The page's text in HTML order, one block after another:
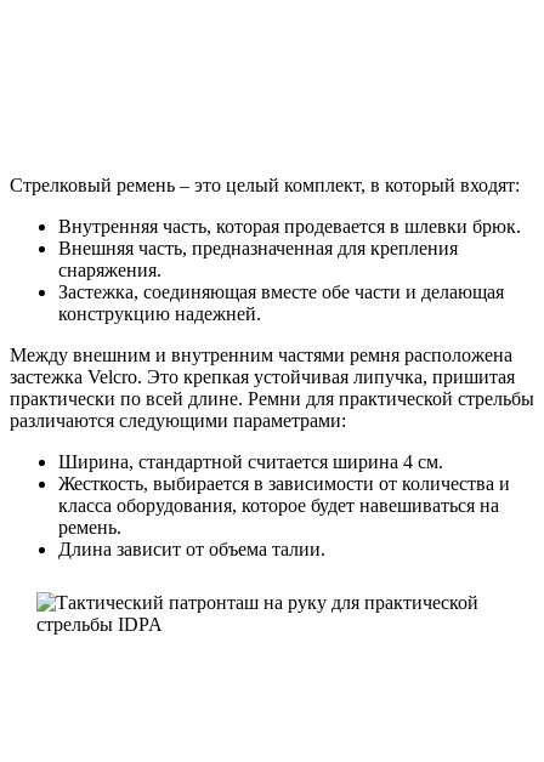
Стрелковый ремень – это целый комплект, в который входят:
Внутренняя часть, которая продевается в шлевки брюк.
Внешняя часть, предназначенная для крепления
снаряжения.
Застежка, соединяющая вместе обе части и делающая
конструкцию надежней.
Между внешним и внутренним частями ремня расположена
застежка Velcro. Это крепкая устойчивая липучка, пришитая
практически по всей длине. Ремни для практической стрельбы
различаются следующими параметрами:
Ширина, стандартной считается ширина 4 см.
Жесткость, выбирается в зависимости от количества и
класса оборудования, которое будет навешиваться на
ремень.
Длина зависит от объема талии.